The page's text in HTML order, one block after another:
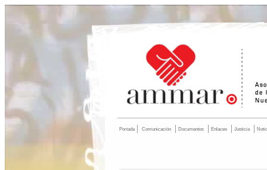
Portada Comunicación Documentos Enlaces Justicia